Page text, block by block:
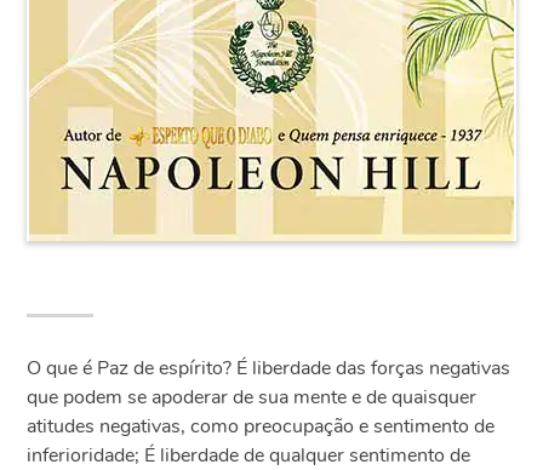
O que é Paz de espírito? É liberdade das forças negativas
que podem se apoderar de sua mente e de quaisquer
atitudes negativas, como preocupação e sentimento de
inferioridade; É liberdade de qualquer sentimento de